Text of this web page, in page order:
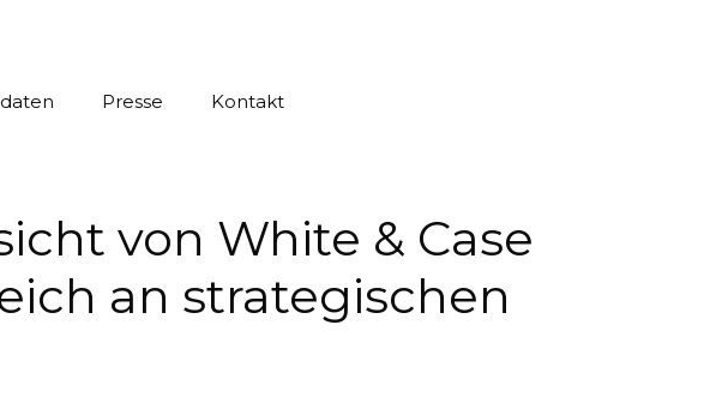
Presse Kontakt
von White & Case
an strategischen